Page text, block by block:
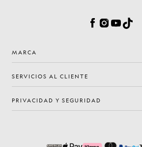
Facebook
Instagram
YouTube
TikTok
MARCA
SERVICIOS AL CLIENTE
PRIVACIDAD Y SEGURIDAD